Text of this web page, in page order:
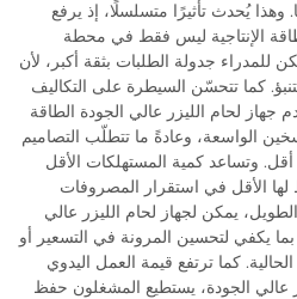
وهذا يُحدث تأثيرًا متسلسلًا، إذ يرفع
الإنتاجية ليس فقط في محطة
للمدراء جدولة الطلبات بثقة أكبر، لأن
كما تتحسّن السيطرة على التكاليف
جهاز لحام الليزر عالي الجودة الطاقة
الواسعة، وعادةً ما تتطلّب التصاميم
أقل. وتساعد كمية المستهلكات الأقل
الأقل في استقرار المصروفات
يمكن لجهاز لحام الليزر عالي
يكفي لتحسين المرونة في التسعير أو
كما ترتفع قيمة العمل اليدوي
عالي الجودة، يستطيع المشغلون حفظ